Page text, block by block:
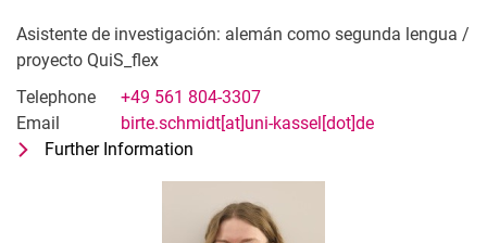
Asistente de investigación: alemán como segunda lengua /
proyecto QuiS_flex
Telephone
+49 561 804-3307
Email
birte.schmidt[at]uni-kassel[dot]de
Further Information